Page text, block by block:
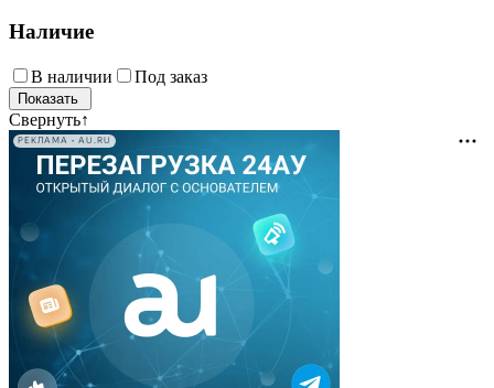
Наличие
В наличии Под заказ
Свернуть↑
РЕКЛАМА • AU.RU